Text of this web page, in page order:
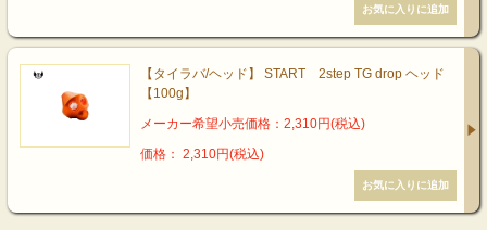
【タイラバ/ヘッド】 START 2step TG drop ヘッド
【100g】
メーカー希望小売価格：2,310円(税込)
価格： 2,310円(税込)